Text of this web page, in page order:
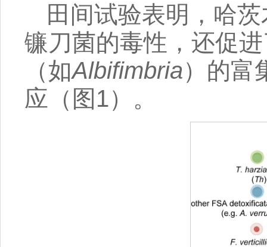
田间试验表明，哈
镰刀菌的毒性，还促
（如Albifimbria）的富
应（图1）。